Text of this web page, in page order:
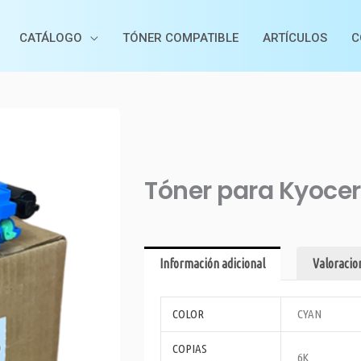
CATÁLOGO TÓNER COMPATIBLE ARTÍCULOS
Tóner para
Información adicional
COLOR CYAN
COPIAS
6K